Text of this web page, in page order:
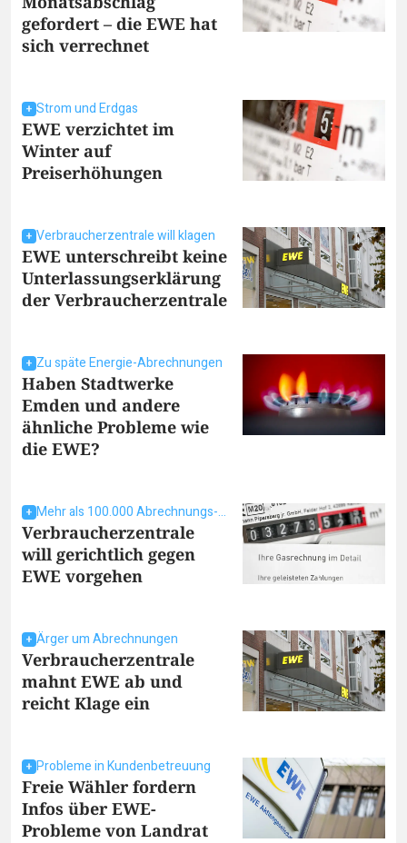
gefordert – die EWE hat
sich verrechnet
Strom und Erdgas
EWE verzichtet im
Winter auf
Preiserhöhungen
Verbraucherzentrale will klagen
EWE unterschreibt keine
Unterlassungserklärung
der Verbraucherzentrale
Zu späte Energie-Abrechnungen
Haben Stadtwerke
Emden und andere
ähnliche Probleme wie
die EWE?
Mehr als 100.000 Abrechnungs-Verstöße
Verbraucherzentrale
will gerichtlich gegen
EWE vorgehen
Ärger um Abrechnungen
Verbraucherzentrale
mahnt EWE ab und
reicht Klage ein
Probleme in Kundenbetreuung
Freie Wähler fordern
Infos über EWE-
Probleme von Landrat